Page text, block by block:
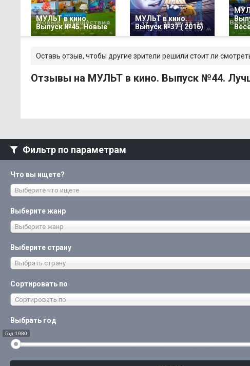
МУЛЬТ в кино.
Выпуск №45. Новые
МУЛЬТ в кино.
Выпуск №37 ( 2016)
Оставь отзыв, чтобы другие зрители решили стоит ли
Отзывы на МУЛЬТ в кино. Выпуск №44.
Фильтр по параметрам
Что вы ищете?
Выберите что ищете
Выберите жанр
Выберите жанр
Выберите страну
Выбрать страну
Сортировать по
Сортировать по
Выбрать год
Год 1980